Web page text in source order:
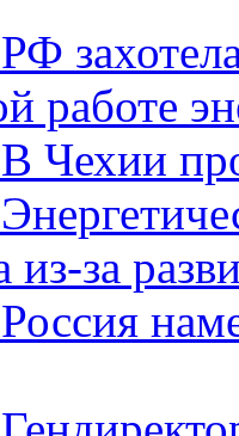
РФ
работе
В Чехии
из-за
Россия